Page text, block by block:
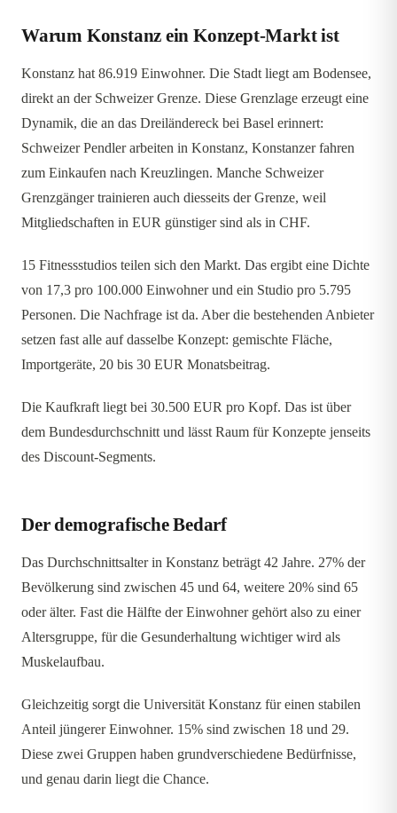
Warum Konstanz ein Konzept-Markt ist
Konstanz hat 86.919 Einwohner. Die Stadt liegt am Bodensee,
direkt an der Schweizer Grenze. Diese Grenzlage erzeugt eine
Dynamik, die an das Dreiländereck bei Basel erinnert:
Schweizer Pendler arbeiten in Konstanz, Konstanzer fahren
zum Einkaufen nach Kreuzlingen. Manche Schweizer
Grenzgänger trainieren auch diesseits der Grenze, weil
Mitgliedschaften in EUR günstiger sind als in CHF.
15 Fitnessstudios teilen sich den Markt. Das ergibt eine Dichte
von 17,3 pro 100.000 Einwohner und ein Studio pro 5.795
Personen. Die Nachfrage ist da. Aber die bestehenden Anbieter
setzen fast alle auf dasselbe Konzept: gemischte Fläche,
Importgeräte, 20 bis 30 EUR Monatsbeitrag.
Die Kaufkraft liegt bei 30.500 EUR pro Kopf. Das ist über
dem Bundesdurchschnitt und lässt Raum für Konzepte jenseits
des Discount-Segments.
Der demografische Bedarf
Das Durchschnittsalter in Konstanz beträgt 42 Jahre. 27% der
Bevölkerung sind zwischen 45 und 64, weitere 20% sind 65
oder älter. Fast die Hälfte der Einwohner gehört also zu einer
Altersgruppe, für die Gesunderhaltung wichtiger wird als
Muskelaufbau.
Gleichzeitig sorgt die Universität Konstanz für einen stabilen
Anteil jüngerer Einwohner. 15% sind zwischen 18 und 29.
Diese zwei Gruppen haben grundverschiedene Bedürfnisse,
und genau darin liegt die Chance.